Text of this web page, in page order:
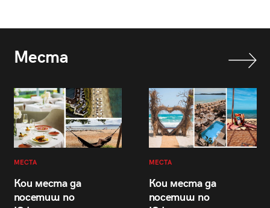
Места
МЕСТА
Кои места да
посетиш по
МЕСТА
Кои места да
посетиш по